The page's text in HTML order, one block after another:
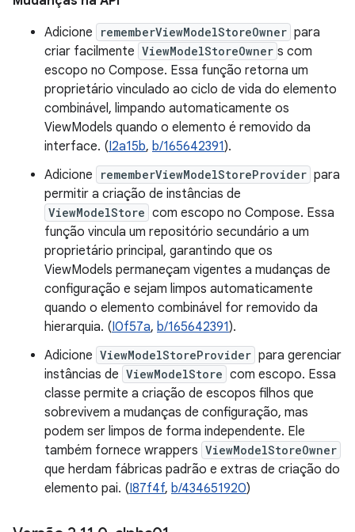
Adicione
rememberViewModelStoreOwner para
criar facilmente ViewModelStoreOwner s com
escopo no Compose. Essa função retorna um
proprietário vinculado ao ciclo de vida do elemento
combinável, limpando automaticamente os
ViewModels quando o elemento é removido da
interface. (I2a15b, b/165642391).
Adicione
rememberViewModelStoreProvider para
permitir a criação de instâncias de
ViewModelStore com escopo no Compose. Essa
função vincula um repositório secundário a um
proprietário principal, garantindo que os
ViewModels permaneçam vigentes a mudanças de
configuração e sejam limpos automaticamente
quando o elemento combinável for removido da
hierarquia. (I0f57a, b/165642391).
Adicione ViewModelStoreProvider para gerenciar
instâncias de ViewModelStore com escopo. Essa
classe permite a criação de escopos filhos que
sobrevivem a mudanças de configuração, mas
podem ser limpos de forma independente. Ele
também fornece wrappers ViewModelStoreOwner
que herdam fábricas padrão e extras de criação do
elemento pai. (I87f4f, b/434651920)